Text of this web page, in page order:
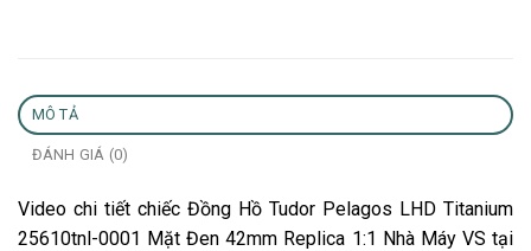
MÔ TẢ
ĐÁNH GIÁ (0)
Video chi tiết chiếc Đồng Hồ Tudor Pelagos LHD Titanium
25610tnl-0001 Mặt Đen 42mm Replica 1:1 Nhà Máy VS tại